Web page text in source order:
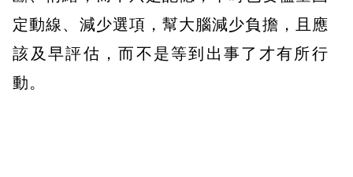
定動線、減少選項，幫大腦減少負擔，且應
該及早評估，而不是等到出事了才有所行
動。